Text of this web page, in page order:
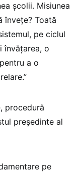
școlii. Misiunea
învețe? Toată
pe ciclul
învățarea, o
a o
procedură
președinte al
pe